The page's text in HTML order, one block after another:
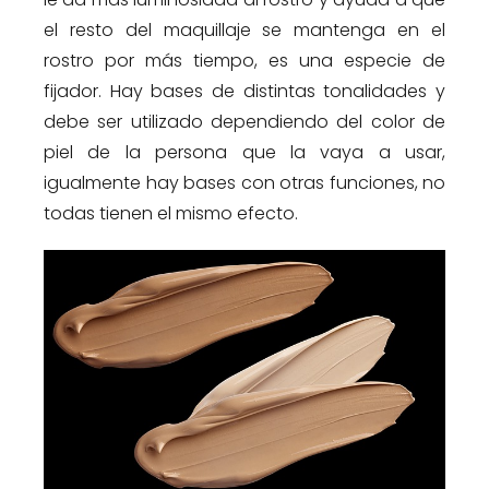
el resto del maquillaje se mantenga en el
rostro por más tiempo, es una especie de
fijador. Hay bases de distintas tonalidades y
debe ser utilizado dependiendo del color de
piel de la persona que la vaya a usar,
igualmente hay bases con otras funciones, no
todas tienen el mismo efecto.